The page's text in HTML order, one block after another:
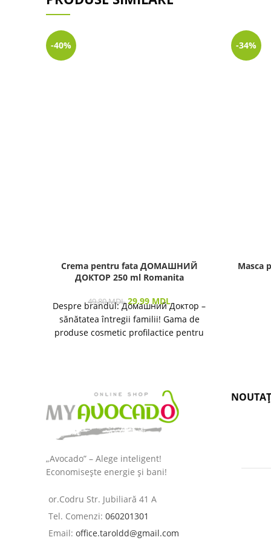
-40%
Crema pentru fata ДОМАШНИЙ
ДОКТОР 250 ml Romanita
49.80MDL 29.99 MDL
Despre brandul: Домашний Доктор –
sănătatea întregii familii! Gama de
produse cosmetic profilactice pentru
-34%
Masca
„Avocado” – Alege inteligent!
Economisește energie și bani!
or.Codru Str. Jubiliară 41 A
Tel. Comenzi: 060201301
Email: office.taroldd@gmail.com